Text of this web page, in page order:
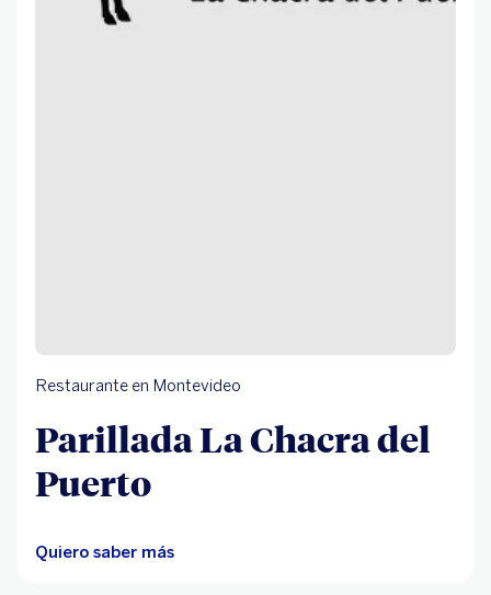
Restaurante en Montevideo
Parillada La Chacra del
Puerto
Quiero saber más